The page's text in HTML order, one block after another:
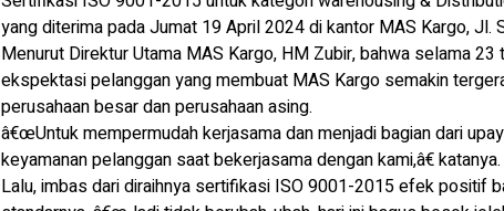
yang diterima pada Jumat 19 April 2024 di kantor MAS Kargo, Jl.
Menurut Direktur Utama MAS Kargo, HM Zubir, bahwa selama
ekspektasi pelanggan yang membuat MAS Kargo semakin
perusahaan besar dan perusahaan asing.
â€œUntuk mempermudah kerjasama dan menjadi bagian dari
keyamanan pelanggan saat bekerjasama dengan kami,â€ katanya.
Lalu, imbas dari diraihnya sertifikasi ISO 9001-2015 efek positif